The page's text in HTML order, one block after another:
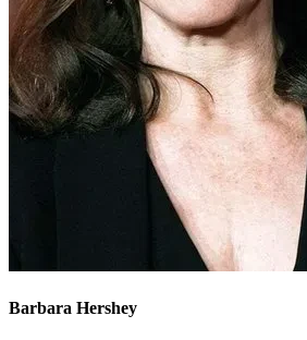
Barbara Hershey